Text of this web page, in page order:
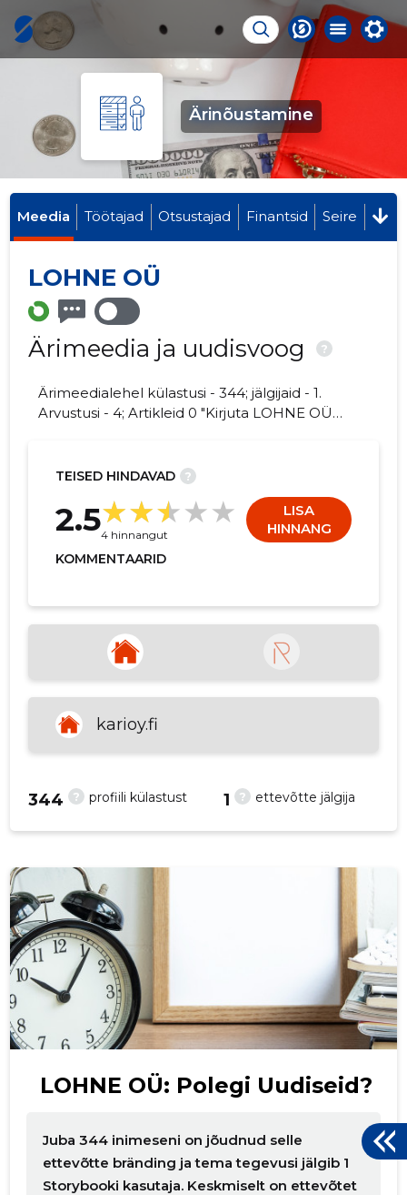
Ärinõustamine
Meedia Töötajad Otsustajad Finantsid Seire
LOHNE OÜ
Ärimeedia ja uudisvoog ?
Ärimeedialehel külastusi - 344; jälgijaid - 1.
Arvustusi - 4; Artikleid 0 "Kirjuta LOHNE OÜ
TEISED HINDAVAD ?
2.54 hinnangut
LISA
HINNANG
KOMMENTAARID
karioy.fi
? profiili külastust
344 ? ettevõtte jälgija
1
LOHNE OÜ: Polegi Uudiseid?
Juba 344 inimeseni on jõudnud selle
ettevõtte bränding ja tema tegevusi jälgib 1
Storybooki kasutaja. Keskmiselt on ettevõtet